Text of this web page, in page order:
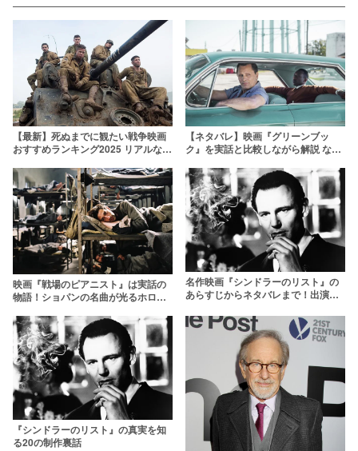
【最新】死ぬまでに観たい戦争映画
おすすめランキング2025 リアルな実
【ネタバレ】映画『グリーンブッ
ク』を実話と比較しながら解説 なぜ
作品賞受賞】
映画『戦場のピアニスト』は実話の
物語！ショパンの名曲が光るホロコ
名作映画『シンドラーのリスト』の
あらすじからネタバレまで！出演者
『シンドラーのリスト』の真実を知
る20の制作裏話